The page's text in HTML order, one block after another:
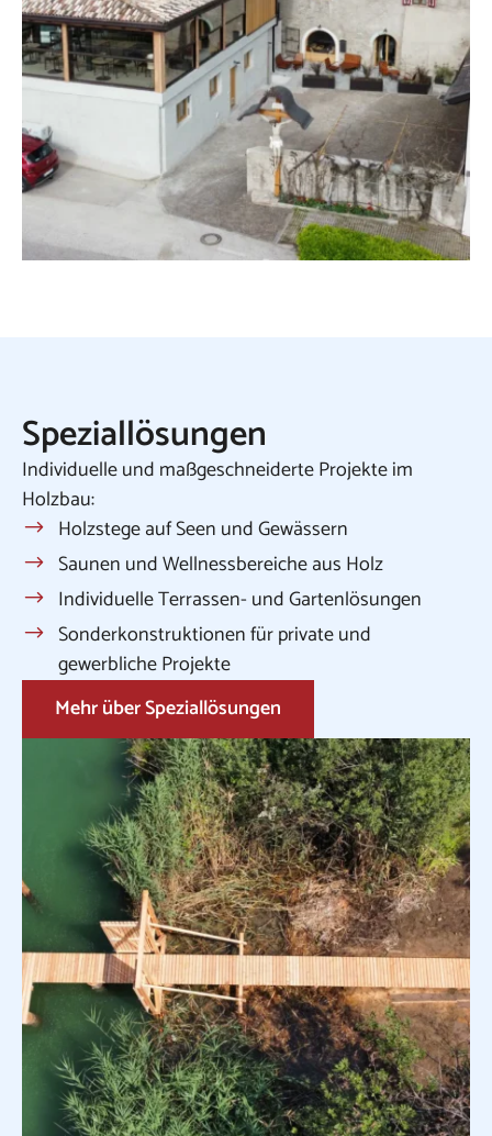
Speziallösungen
Individuelle und maßgeschneiderte Projekte im
Holzbau:
Holzstege auf Seen und Gewässern
Saunen und Wellnessbereiche aus Holz
Individuelle Terrassen- und Gartenlösungen
Sonderkonstruktionen für private und
gewerbliche Projekte
Mehr über Speziallösungen